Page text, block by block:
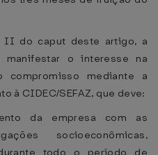
II do caput deste artigo, a
manifestar o interesse na
mediante a
à CIDEC/SEFAZ, que deve:
da empresa com as
socioeconômicas,
todo o período de